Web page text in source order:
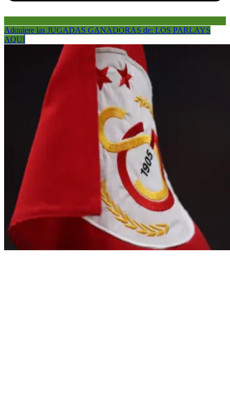
Adquiere las JUGADAS GANADORAS de: LOS PARLAYS
AQUÍ